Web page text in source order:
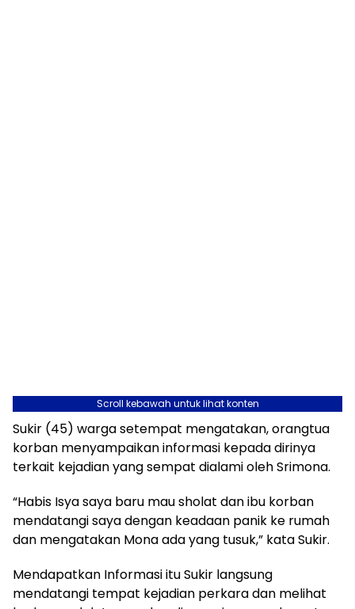
Scroll kebawah untuk lihat konten
Sukir (45) warga setempat mengatakan, orangtua
korban menyampaikan informasi kepada dirinya
terkait kejadian yang sempat dialami oleh Srimona.
“Habis Isya saya baru mau sholat dan ibu korban
mendatangi saya dengan keadaan panik ke rumah
dan mengatakan Mona ada yang tusuk,” kata Sukir.
Mendapatkan Informasi itu Sukir langsung
mendatangi tempat kejadian perkara dan melihat